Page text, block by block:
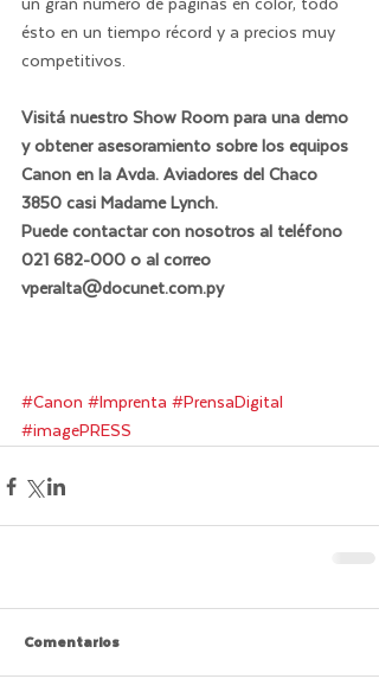
un gran número de páginas en color, todo
ésto en un tiempo récord y a precios muy
competitivos.
Visitá nuestro Show Room para una demo
y obtener asesoramiento sobre los equipos
Canon en la Avda. Aviadores del Chaco
3850 casi Madame Lynch.
Puede contactar con nosotros al teléfono
021 682-000 o al correo
vperalta@docunet.com.py
#Canon #Imprenta #PrensaDigital
#imagePRESS
Comentarios